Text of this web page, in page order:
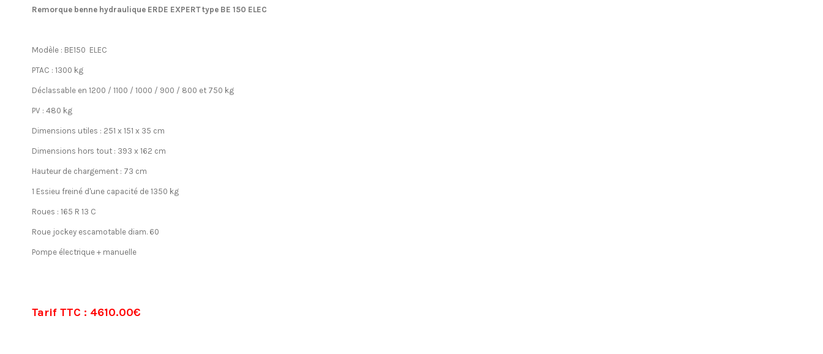
Remorque benne hydraulique ERDE EXPERT type BE 150 ELEC
Modèle : BE150 ELEC
PTAC : 1300 kg
Déclassable en 1200 / 1100 / 1000 / 900 / 800 et 750 kg
PV : 480 kg
Dimensions utiles : 251 x 151 x 35 cm
Dimensions hors tout : 393 x 162 cm
Hauteur de chargement : 73 cm
1 Essieu freiné d'une capacité de 1350 kg
Roues : 165 R 13 C
Roue jockey escamotable diam. 60
Pompe électrique + manuelle
Tarif TTC : 4610.00€